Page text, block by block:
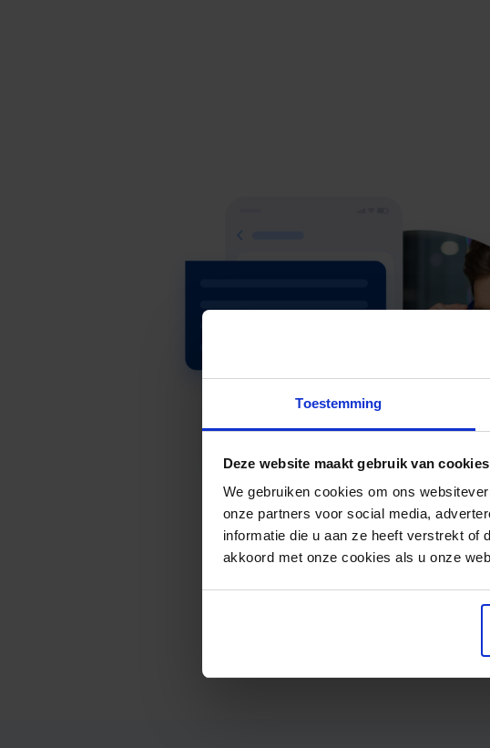
Toestemming
Deze website maakt gebruik van cookies
We gebruiken cookies om ons
onze partners voor social media,
informatie die u aan ze heeft verstrekt of
akkoord met onze cookies als u onze